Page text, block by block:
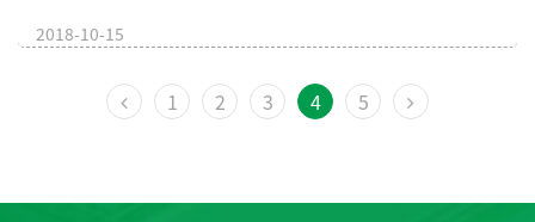
2018-10-15
1 2 3 4 5